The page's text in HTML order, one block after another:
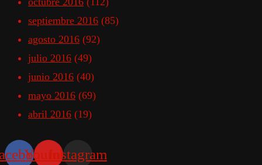
septiembre 2016 (85)
agosto 2016 (92)
julio 2016 (49)
junio 2016 (40)
mayo 2016 (69)
abril 2016 (19)
YoutubeInstagram